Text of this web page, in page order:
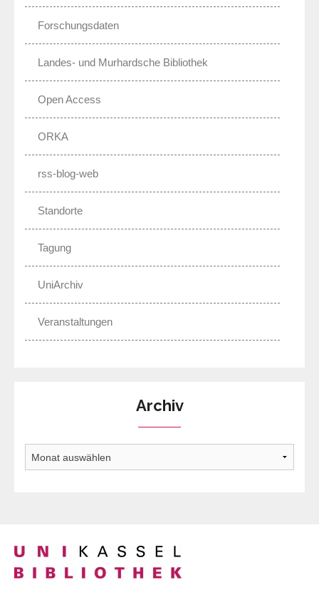
Forschungsdaten
Landes- und Murhardsche Bibliothek
Open Access
ORKA
rss-blog-web
Standorte
Tagung
UniArchiv
Veranstaltungen
Archiv